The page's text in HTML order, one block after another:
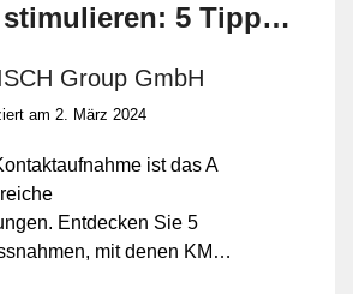
5 Tipps
Group GmbH
am 2. März 2024
ist das A
Entdecken Sie 5
mit denen KMU